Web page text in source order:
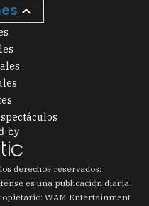
derechos reservados:
es una publicación diaria
WAM Entertainment